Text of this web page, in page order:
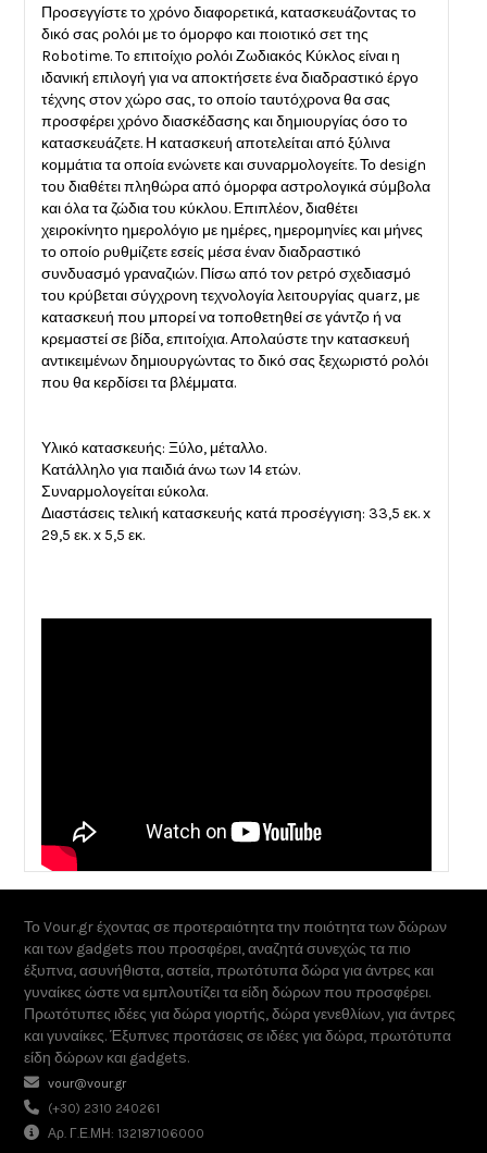
Προσεγγίστε το χρόνο διαφορετικά, κατασκευάζοντας το
δικό σας ρολόι με το όμορφο και ποιοτικό σετ της
Robotime. To επιτοίχιο ρολόι Ζωδιακός Κύκλος είναι η
ιδανική επιλογή για να αποκτήσετε ένα διαδραστικό έργο
τέχνης στον χώρο σας, το οποίο ταυτόχρονα θα σας
προσφέρει χρόνο διασκέδασης και δημιουργίας όσο το
κατασκευάζετε. Η κατασκευή αποτελείται από ξύλινα
κομμάτια τα οποία ενώνετε και συναρμολογείτε. Το design
του διαθέτει πληθώρα από όμορφα αστρολογικά σύμβολα
και όλα τα ζώδια του κύκλου. Επιπλέον, διαθέτει
χειροκίνητο ημερολόγιο με ημέρες, ημερομηνίες και μήνες
το οποίο ρυθμίζετε εσείς μέσα έναν διαδραστικό
συνδυασμό γραναζιών. Πίσω από τον ρετρό σχεδιασμό
του κρύβεται σύγχρονη τεχνολογία λειτουργίας quarz, με
κατασκευή που μπορεί να τοποθετηθεί σε γάντζο ή να
κρεμαστεί σε βίδα, επιτοίχια. Απολαύστε την κατασκευή
αντικειμένων δημιουργώντας το δικό σας ξεχωριστό ρολόι
που θα κερδίσει τα βλέμματα.
Υλικό κατασκευής: Ξύλο, μέταλλο.
Κατάλληλο για παιδιά άνω των 14 ετών.
Συναρμολογείται εύκολα.
Διαστάσεις τελική κατασκευής κατά προσέγγιση: 33,5 εκ. x
29,5 εκ. x 5,5 εκ.
Το Vour.gr έχοντας σε προτεραιότητα την ποιότητα των δώρων
και των gadgets που προσφέρει, αναζητά συνεχώς τα πιο
έξυπνα, ασυνήθιστα, αστεία, πρωτότυπα δώρα για άντρες και
γυναίκες ώστε να εμπλουτίζει τα είδη δώρων που προσφέρει.
Πρωτότυπες ιδέες για δώρα γιορτής, δώρα γενεθλίων, για άντρες
και γυναίκες. Έξυπνες προτάσεις σε ιδέες για δώρα, πρωτότυπα
είδη δώρων και gadgets.
vour@vour.gr
(+30) 2310 240261
Αρ. Γ.Ε.ΜΗ: 132187106000